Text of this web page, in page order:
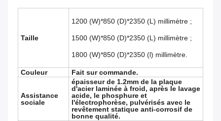
Taille
1200 (W)*850 (D)*2350 (L) millimètre ;
1500 (W)*850 (D)*2350 (L) millimètre ;
1800 (W)*850 (D)*2350 (l) millimètre.
Couleur Fait sur commande.
Assistance
sociale
épaisseur de 1.2mm de la plaque
d'acier laminée à froid, après le lavage
acide, le phosphure et
l'électrophorèse, pulvérisés avec le
revêtement statique anti-corrosif de
bonne qualité.